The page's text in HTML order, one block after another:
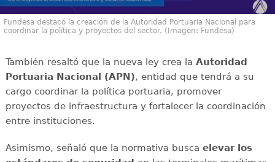
Fundesa destacó la creación de la Autoridad Portuaria Nacional para
coordinar la política y proyectos del sector. (Imagen: Fundesa)
También resaltó que la nueva ley crea la Autoridad
Portuaria Nacional (APN), entidad que tendrá a su
cargo coordinar la política portuaria, promover
proyectos de infraestructura y fortalecer la coordinación
entre instituciones.
Asimismo, señaló que la normativa busca elevar los